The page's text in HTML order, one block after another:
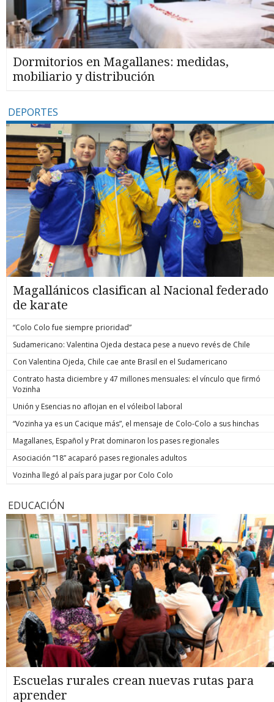
Dormitorios en Magallanes: medidas,
mobiliario y distribución
DEPORTES
Magallánicos clasifican al Nacional federado
de karate
“Colo Colo fue siempre prioridad”
Sudamericano: Valentina Ojeda destaca pese a nuevo revés de Chile
Con Valentina Ojeda, Chile cae ante Brasil en el Sudamericano
Contrato hasta diciembre y 47 millones mensuales: el vínculo que firmó
Vozinha
Unión y Esencias no aflojan en el vóleibol laboral
“Vozinha ya es un Cacique más”, el mensaje de Colo-Colo a sus hinchas
Magallanes, Español y Prat dominaron los pases regionales
Asociación “18” acaparó pases regionales adultos
Vozinha llegó al país para jugar por Colo Colo
EDUCACIÓN
Escuelas rurales crean nuevas rutas para
aprender